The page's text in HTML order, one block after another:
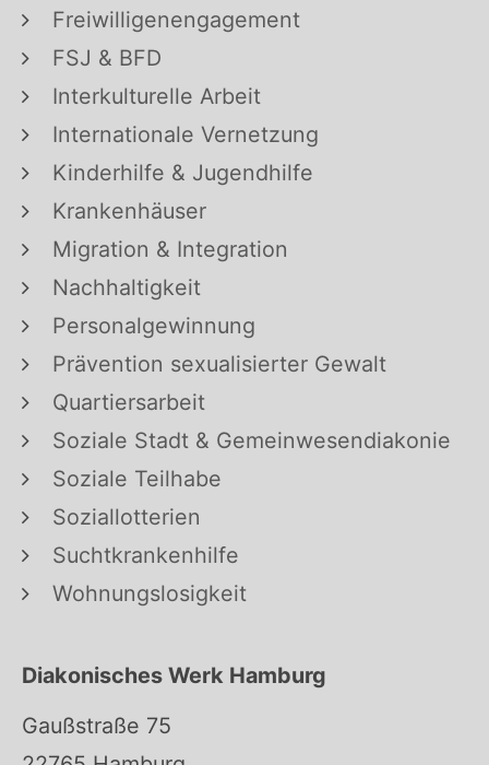
Freiwilligenengagement
FSJ & BFD
Interkulturelle Arbeit
Internationale Vernetzung
Kinderhilfe & Jugendhilfe
Krankenhäuser
Migration & Integration
Nachhaltigkeit
Personalgewinnung
Prävention sexualisierter Gewalt
Quartiersarbeit
Soziale Stadt & Gemeinwesendiakonie
Soziale Teilhabe
Soziallotterien
Suchtkrankenhilfe
Wohnungslosigkeit
Diakonisches Werk Hamburg
Gaußstraße 75